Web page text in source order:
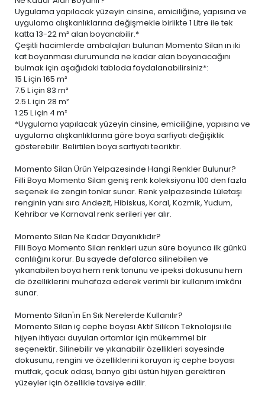
Uygulama yapılacak yüzeyin cinsine, emiciliğine, yapısına ve
uygulama alışkanlıklarına değişmekle birlikte 1 Litre ile tek
katta 13-22 m² alan boyanabilir.*
Çeşitli hacimlerde ambalajları bulunan Momento Silan ın iki
kat boyanması durumunda ne kadar alan boyanacağını
bulmak için aşağıdaki tabloda faydalanabilirsiniz*:
15 Liçin 165 m²
7.5 Liçin 83 m²
2.5 Liçin 28 m²
1.25 Liçin 4 m²
*Uygulama yapılacak yüzeyin cinsine, emiciliğine, yapısına ve
uygulama alışkanlıklarına göre boya sarfiyatı değişiklik
gösterebilir. Belirtilen boya sarfiyatı teoriktir.
Momento Silan Ürün Yelpazesinde Hangi Renkler Bulunur?
Filli Boya Momento Silan geniş renk koleksiyonu 100 den fazla
seçenek ile zengin tonlar sunar. Renk yelpazesinde Lületaşı
renginin yanı sıra Andezit, Hibiskus, Koral, Kozmik, Yudum,
Kehribar ve Karnaval renk serileri yer alır.
Momento Silan Ne Kadar Dayanıklıdır?
Filli Boya Momento Silan renkleri uzun süre boyunca ilk günkü
canlılığını korur. Bu sayede defalarca silinebilen ve
yıkanabilen boya hem renk tonunu ve ipeksi dokusunu hem
de özelliklerini muhafaza ederek verimli bir kullanım imkânı
sunar.
Momento Silan'ın En Sık Nerelerde Kullanılır?
Momento Silan iç cephe boyası Aktif Silikon Teknolojisi ile
hijyen ihtiyacı duyulan ortamlar için mükemmel bir
seçenektir. Silinebilir ve yıkanabilir özellikleri sayesinde
dokusunu, rengini ve özelliklerini koruyan iç cephe boyası
mutfak, çocuk odası, banyo gibi üstün hijyen gerektiren
yüzeyler için özellikle tavsiye edilir.